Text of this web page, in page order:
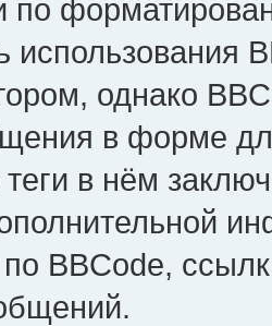
по
использования
однако
в форме
в нём
по BBCode,